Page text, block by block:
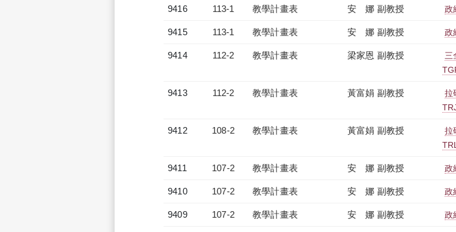
9416 113-1 教學計畫表 安 娜 副教授 政
9415 113-1 教學計畫表 安 娜 副教授 政
9414 112-2 教學計畫表 梁家恩 副教授
三
9413 112-2 教學計畫表 黃富娟 副教授
拉
9412 108-2 教學計畫表 黃富娟 副教授
拉
9411 107-2 教學計畫表 安 娜 副教授 政
9410 107-2 教學計畫表 安 娜 副教授 政
9409 107-2 教學計畫表 安 娜 副教授 政